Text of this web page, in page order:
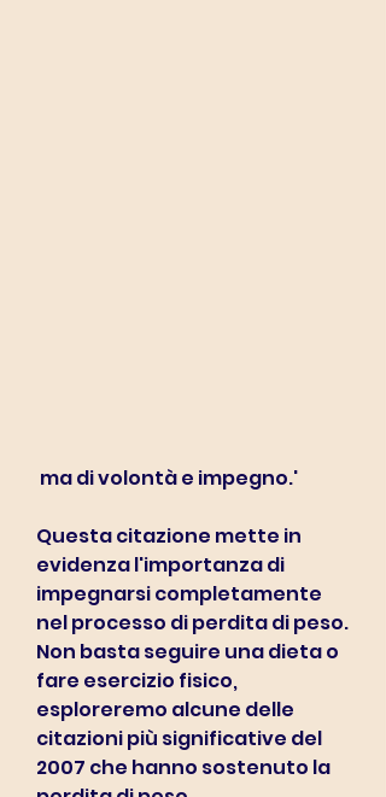
ma di volontà e impegno.'
Questa citazione mette in
evidenza l'importanza di
impegnarsi completamente
nel processo di perdita di peso.
Non basta seguire una dieta o
fare esercizio fisico,
esploreremo alcune delle
citazioni più significative del
2007 che hanno sostenuto la